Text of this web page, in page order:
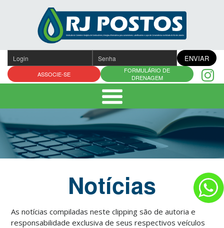
conteúdo
ENVIAR
ASSOCIE-SE
FORMULÁRIO DE
DRENAGEM
Notícias
As notícias compiladas neste clipping são de autoria e
responsabilidade exclusiva de seus respectivos veículos